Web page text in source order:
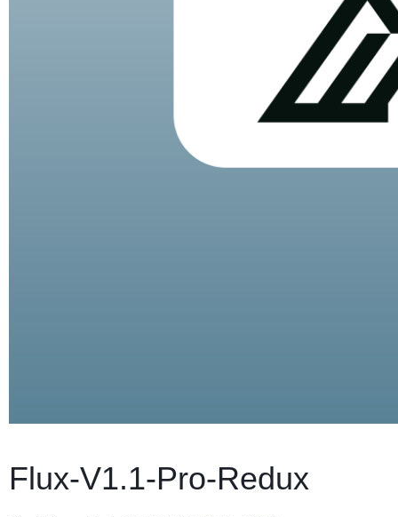
Flux-V1.1-Pro-Redux